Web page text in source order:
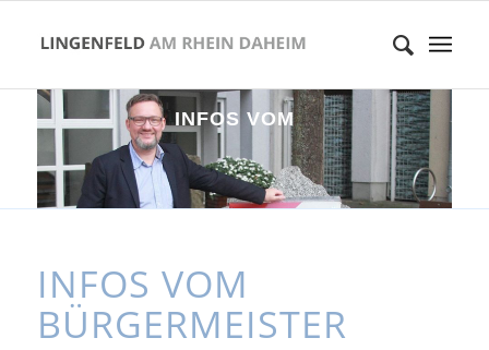
INFOS VOM
BÜ
INFOS VOM
BÜRGERMEISTER